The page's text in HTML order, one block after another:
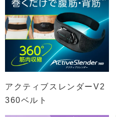
アクティブスレンダーV2
360ベルト